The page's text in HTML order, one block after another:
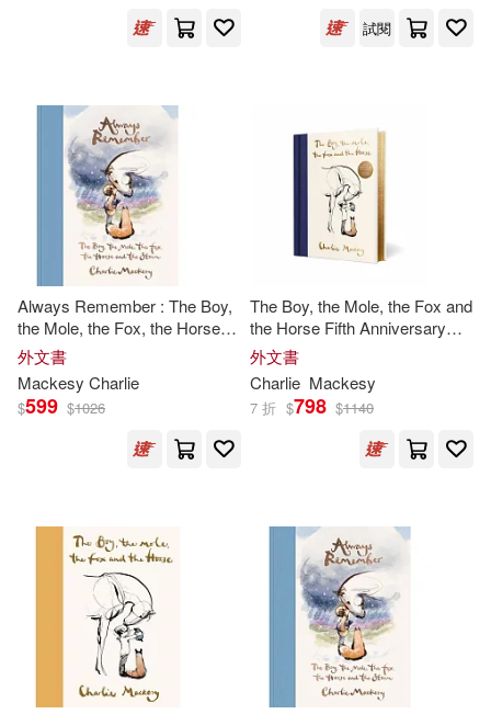
Mackesy Charlie(1)
Sila/ Mackesy(1)
Random House UK(1)
Thomas Nelson Inc(1)
warner music(1)
配送方式 (可複選)
可超商取貨(28)
可海外宅配(27)
可新加坡店取(27)
可菲律賓店取(27)
電子書 (可複選)
試閱
Always Remember : The Boy,
the Mole, the Fox, the Horse
and the Storm
外文書
Mackesy Charlie
$599 $1026
The Boy, the Mole, the Fox and
the Horse Fifth Anniversary
Limited Edition: The Global
Phenomenon
外文書
Charlie Mackesy
7 折 $798 $1140